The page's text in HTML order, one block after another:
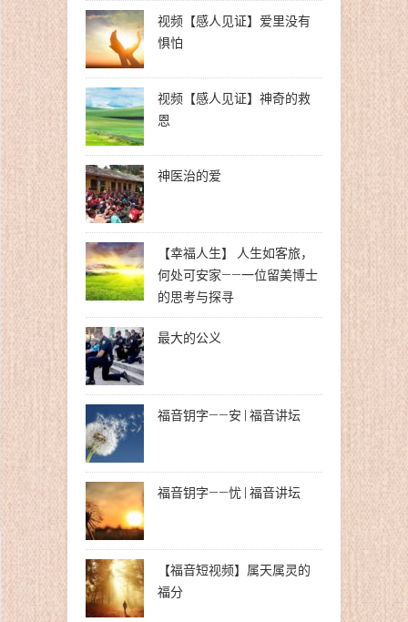
视频【感人见证】爱里没有
惧怕
视频【感人见证】神奇的救
恩
神医治的爱
【幸福人生】 人生如客旅，
何处可安家——一位留美博士
的思考与探寻
最大的公义
福音钥字——安 | 福音讲坛
福音钥字——忧 | 福音讲坛
【福音短视频】属天属灵的
福分